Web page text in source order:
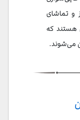
و تماشای
هستند که
می‌شوند.